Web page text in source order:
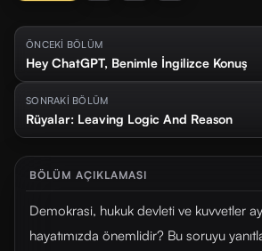
ÖNCEKİ BÖLÜM
Hey ChatGPT, Benimle İngilizce Konuş
SONRAKİ BÖLÜM
Rüyalar: Leaving Logic And Reason
BÖLÜM AÇIKLAMASI
Demokrasi, hukuk devleti ve kuvvetler
hayatımızda önemlidir? Bu soruyu